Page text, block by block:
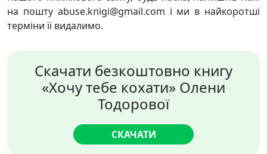
на пошту abuse.knigi@gmail.com і ми в найкоротші
терміни її видалимо.
Скачати безкоштовно книгу
«Хочу тебе кохати» Олени
Тодорової
СКАЧАТИ